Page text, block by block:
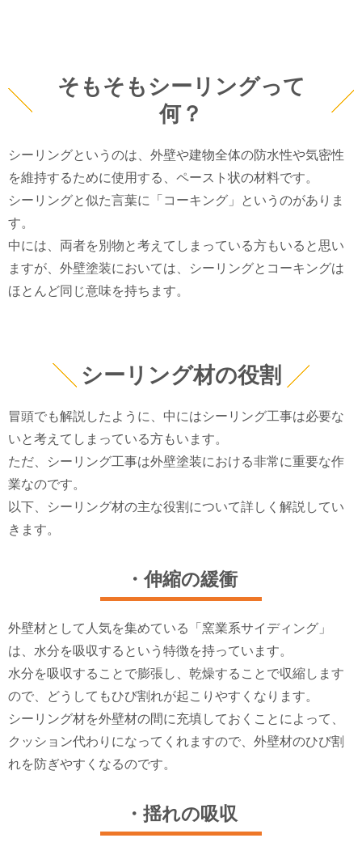
そもそもシーリングって
何？
シーリングというのは、外壁や建物全体の防水性や気密性
を維持するために使用する、ペースト状の材料です。
シーリングと似た言葉に「コーキング」というのがありま
す。
中には、両者を別物と考えてしまっている方もいると思い
ますが、外壁塗装においては、シーリングとコーキングは
ほとんど同じ意味を持ちます。
シーリング材の役割
冒頭でも解説したように、中にはシーリング工事は必要な
いと考えてしまっている方もいます。
ただ、シーリング工事は外壁塗装における非常に重要な作
業なのです。
以下、シーリング材の主な役割について詳しく解説してい
きます。
・伸縮の緩衝
外壁材として人気を集めている「窯業系サイディング」
は、水分を吸収するという特徴を持っています。
水分を吸収することで膨張し、乾燥することで収縮します
ので、どうしてもひび割れが起こりやすくなります。
シーリング材を外壁材の間に充填しておくことによって、
クッション代わりになってくれますので、外壁材のひび割
れを防ぎやすくなるのです。
・揺れの吸収